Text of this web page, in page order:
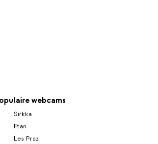
webcams
Sirkka
Ftan
Les Praz